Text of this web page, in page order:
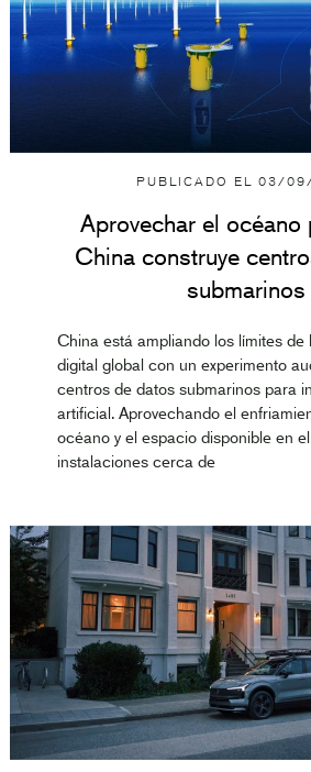
PUBLICADO EL03/
Aprovechar el océano
China construye
submarinos
China está ampliando los límites
digital global con un experimento
centros de datos submarinos para
artificial. Aprovechando el
océano y el espacio disponible en
instalaciones cerca de